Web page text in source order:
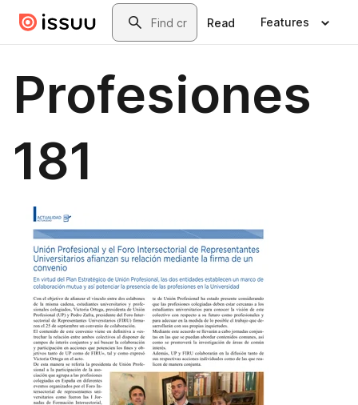
Skip to main contentSearch
Read Features
Profesiones
181